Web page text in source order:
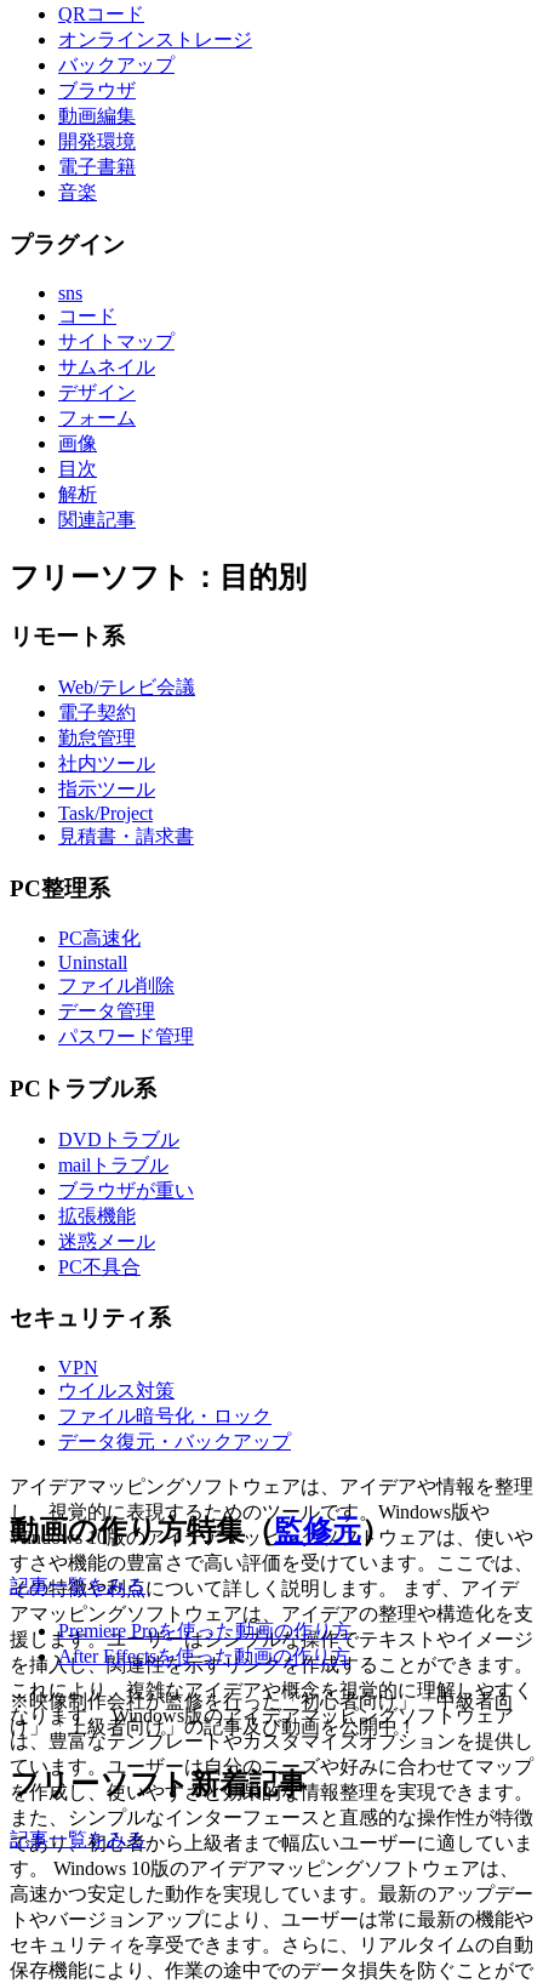
QRコード
オンラインストレージ
バックアップ
ブラウザ
動画編集
開発環境
電子書籍
音楽
プラグイン
sns
コード
サイトマップ
サムネイル
デザイン
フォーム
画像
目次
解析
関連記事
フリーソフト：目的別
リモート系
Web/テレビ会議
電子契約
勤怠管理
社内ツール
指示ツール
Task/Project
見積書・請求書
PC整理系
PC高速化
Uninstall
ファイル削除
データ管理
パスワード管理
PCトラブル系
DVDトラブル
mailトラブル
ブラウザが重い
拡張機能
迷惑メール
PC不具合
セキュリティ系
VPN
ウイルス対策
ファイル暗号化・ロック
データ復元・バックアップ
アイデアマッピングソフトウェアは、アイデアや情報を整理
し、視覚的に表現するためのツールです。Windows版や
Windows 10版のアイデアマッピングソフトウェアは、使いや
すさや機能の豊富さで高い評価を受けています。ここでは、
その特徴や利点について詳しく説明します。 まず、アイデ
アマッピングソフトウェアは、アイデアの整理や構造化を支
援します。ユーザーはシンプルな操作でテキストやイメージ
を挿入し、関連性を示すリンクを作成することができます。
これにより、複雑なアイデアや概念を視覚的に理解しやすく
なります。 Windows版のアイデアマッピングソフトウェア
は、豊富なテンプレートやカスタマイズオプションを提供し
ています。ユーザーは自分のニーズや好みに合わせてマップ
を作成し、使いやすさと効果的な情報整理を実現できます。
また、シンプルなインターフェースと直感的な操作性が特徴
であり、初心者から上級者まで幅広いユーザーに適していま
す。 Windows 10版のアイデアマッピングソフトウェアは、
高速かつ安定した動作を実現しています。最新のアップデー
トやバージョンアップにより、ユーザーは常に最新の機能や
セキュリティを享受できます。さらに、リアルタイムの自動
保存機能により、作業の途中でのデータ損失を防ぐことがで
動画の作り方特集（監修元）
記事一覧をみる
Premiere Proを使った動画の作り方
After Effectsを使った動画の作り方
※映像制作会社が監修を行った「初心者向け」「中級者向
け」「上級者向け」の記事及び動画を公開中！
フリーソフト新着記事
記事一覧をみる